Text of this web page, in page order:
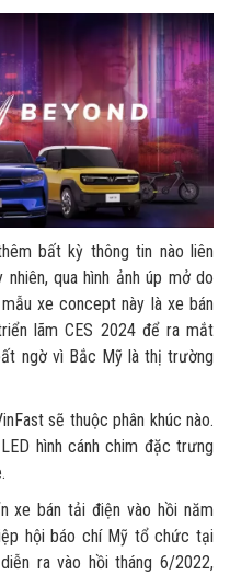
bất kỳ thông tin nào liên
qua hình ảnh úp mở do
xe concept này là xe bán
lãm CES 2024 để ra mắt
ngờ vì Bắc Mỹ là thị trường
sẽ thuộc phân khúc nào.
hình cánh chim đặc trưng
xe bán tải điện vào hồi năm
hội báo chí Mỹ tổ chức tại
ra vào hồi tháng 6/2022,